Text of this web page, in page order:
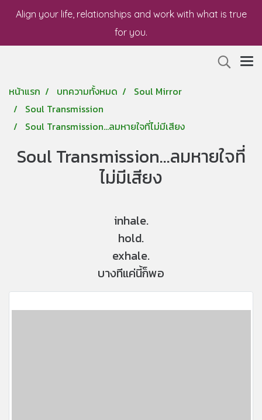
Align your life, relationships and work with what is true
for you.
หน้าแรก บทความทั้งหมด
Soul Mirror
Soul Transmission
Soul Transmission...ลมหายใจที่ไม่มีเสียง
Soul Transmission...ลมหายใจที่
ไม่มีเสียง
inhale.
hold.
exhale.
บางทีแค่นี้ก็พอ